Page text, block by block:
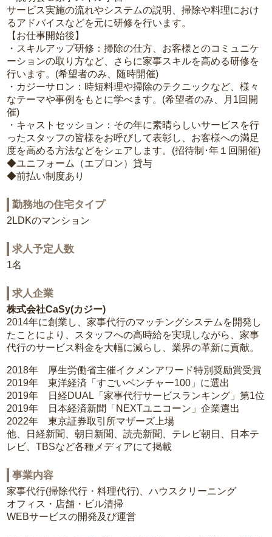
サービス実施の流れやシステムの説明、掃除や料理におけ
るアドバイスなどを元に研修を行います。
【お仕事開始後】
・スキルアップ研修：掃除の仕方、お客様とのコミュニケ
ーションの取り方など、さらに家事スキルを高める研修を
行います。(希望者のみ、随時開催)
・カジーサロン：時短料理や掃除のテクニックなど、様々
なテーマや事例をもとに学べます。(希望者のみ、月1回開
催)
・キャストセッション：その年に素晴らしいサービスを行
ったスタッフの皆様をお呼びして表彰し、お客様への満足
度を高める方法などをシェアします。(招待制･年１回開催)
◆ユニフォーム（エプロン）貸与
◆前払い制度あり
勤務地の住宅タイプ
2LDKのマンション
求人予定人数
1名
求人企業
株式会社CaSy(カジー)
2014年に創業し、家事代行のマッチングシステムを開発し
たことにより、スタッフへの高時給を実現しながら、家事
代行のサービス料金を大幅に減らし、業界の革新に貢献。
2018年 厚生労働省主催イクメンアワード特別奨励賞受賞
2019年 東洋経済「すごいベンチャー100」に選出
2019年 日経DUAL「家事代行サービスランキング」第1位
2019年 日本経済新聞「NEXTユニコーン」企業選出
2022年 東京証券取引所マザーズ上場
他、日経新聞、朝日新聞、読売新聞、テレビ朝日、日本テ
レビ、TBSなど各種メディアにて掲載
事業内容
家事代行(掃除代行・料理代行)、ハウスクリーニング
オフィス・店舗・ビル清掃
WEBサービスの開発及び運営